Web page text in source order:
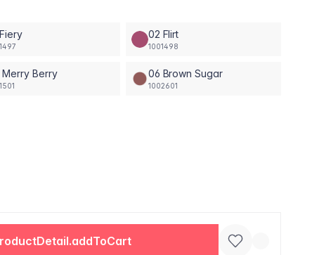
02 Flirt
1001498
Berry 06 Brown Sugar
1002601